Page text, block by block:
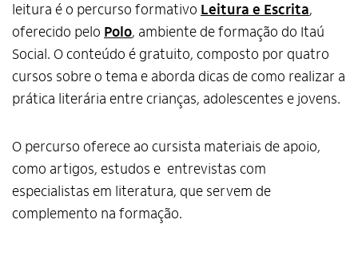
Alto Contraste
Termos de Uso e Política de
Privacidade
leitura é o percurso formativo Leitura e Escrita,
oferecido pelo Polo, ambiente de formação do Itaú
Social. O conteúdo é gratuito, composto por quatro
cursos sobre o tema e aborda dicas de como realizar a
prática literária entre crianças, adolescentes e jovens.
O percurso oferece ao cursista materiais de apoio,
como artigos, estudos e entrevistas com
especialistas em literatura, que servem de
complemento na formação.